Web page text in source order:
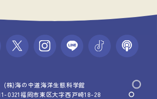
(株)海の中道海洋生態科学館
0321福岡市東区大字西戸崎18-28